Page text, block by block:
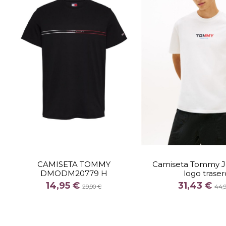
CAMISETA TOMMY
DMODM20779 H
14,95 €29,90 €
COLOR
Fuera de stock
Camiseta Tommy
logo
31,43 €
TALLA
COLOR